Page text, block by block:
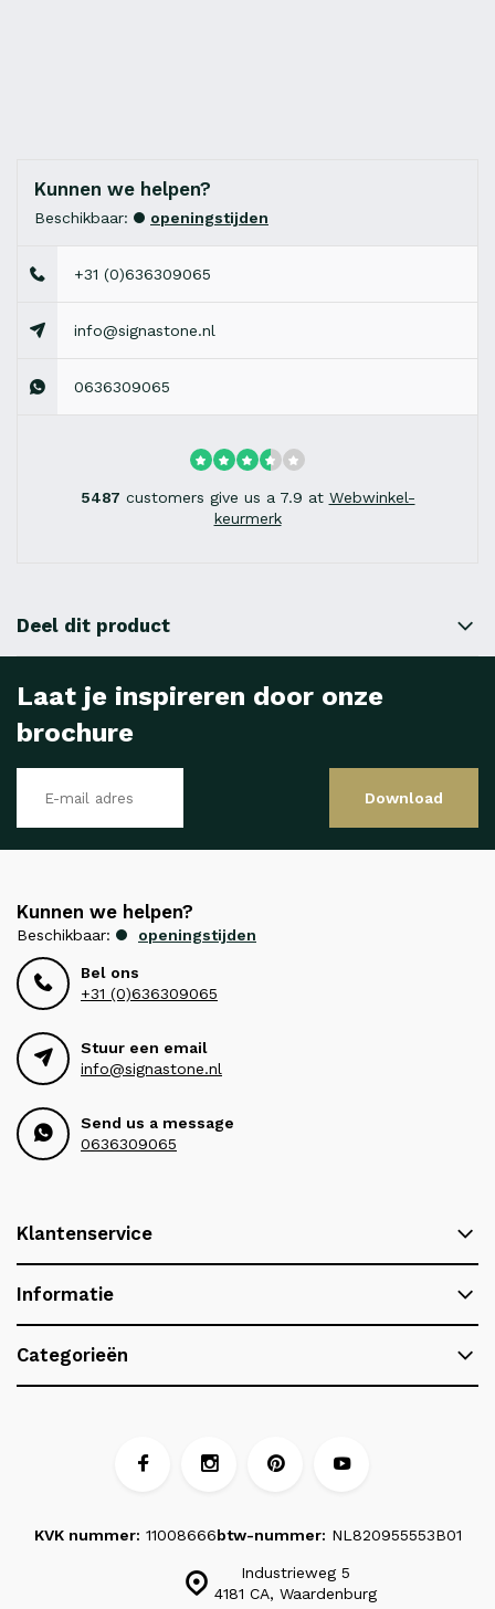
Kunnen we helpen?
Beschikbaar: openingstijden
+31 (0)636309065
info@signastone.nl
0636309065
5487 customers give us a 7.9 at Webwinkel-
keurmerk
Deel dit product
Laat je inspireren door onze
brochure
Download
Kunnen we helpen?
Beschikbaar: openingstijden
Bel ons
+31 (0)636309065
Stuur een email
info@signastone.nl
Send us a message
0636309065
Klantenservice
Informatie
Categorieën
Industrieweg 5
4181 CA, Waardenburg
KVK nummer: 11008666btw-nummer: NL820955553B01